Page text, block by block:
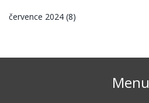
července 2024 (8)
Menu